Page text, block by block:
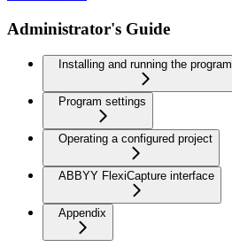
Administrator's Guide
Installing and running the program
Program settings
Operating a configured project
ABBYY FlexiCapture interface
Appendix